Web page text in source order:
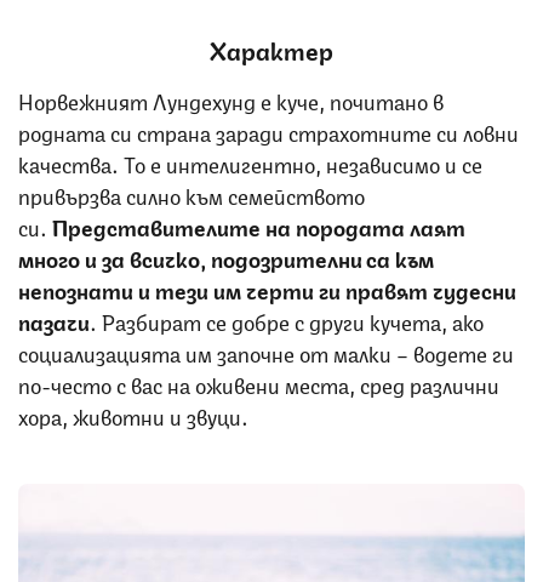
Характер
Норвежният Лундехунд е куче, почитано в
родната си страна заради страхотните си ловни
качества. То е интелигентно, независимо и се
привързва силно към семейството
си. Представителите на породата лаят
много и за всичко, подозрителни са към
непознати и тези им черти ги правят чудесни
пазачи. Разбират се добре с други кучета, ако
социализацията им започне от малки – водете ги
по-често с вас на оживени места, сред различни
хора, животни и звуци.